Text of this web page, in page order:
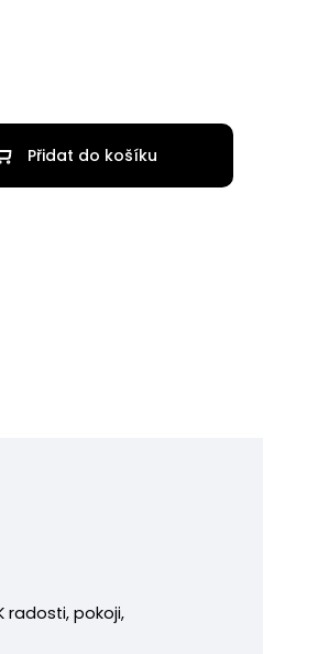
Přidat do košíku
radosti, pokoji,